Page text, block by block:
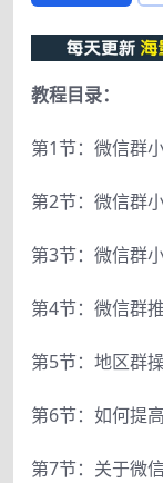
教程目录：
第1节：微信群
第2节：微信群
第3节：微信群
第4节：微信群
第5节：地区群
第6节：如何提
第7节：关于微